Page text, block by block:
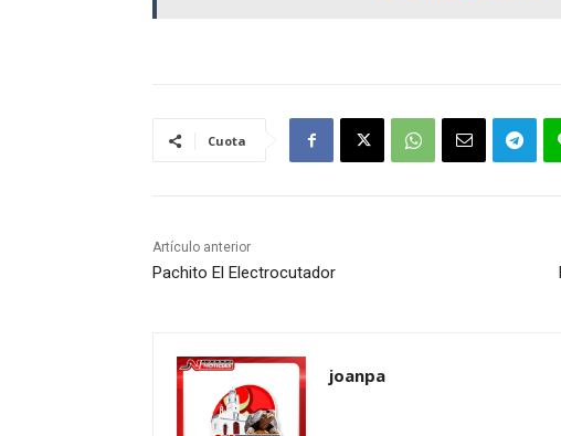
Cuota
Artículo anterior
Pachito El Electrocutador
joanpa